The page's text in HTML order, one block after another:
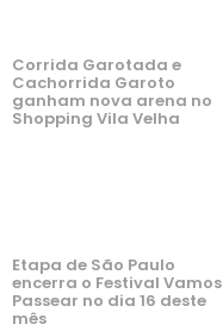
Corrida Garotada e
Cachorrida Garoto
ganham nova arena no
Shopping Vila Velha
Etapa de São Paulo
encerra o Festival Vamos
Passear no dia 16 deste
mês